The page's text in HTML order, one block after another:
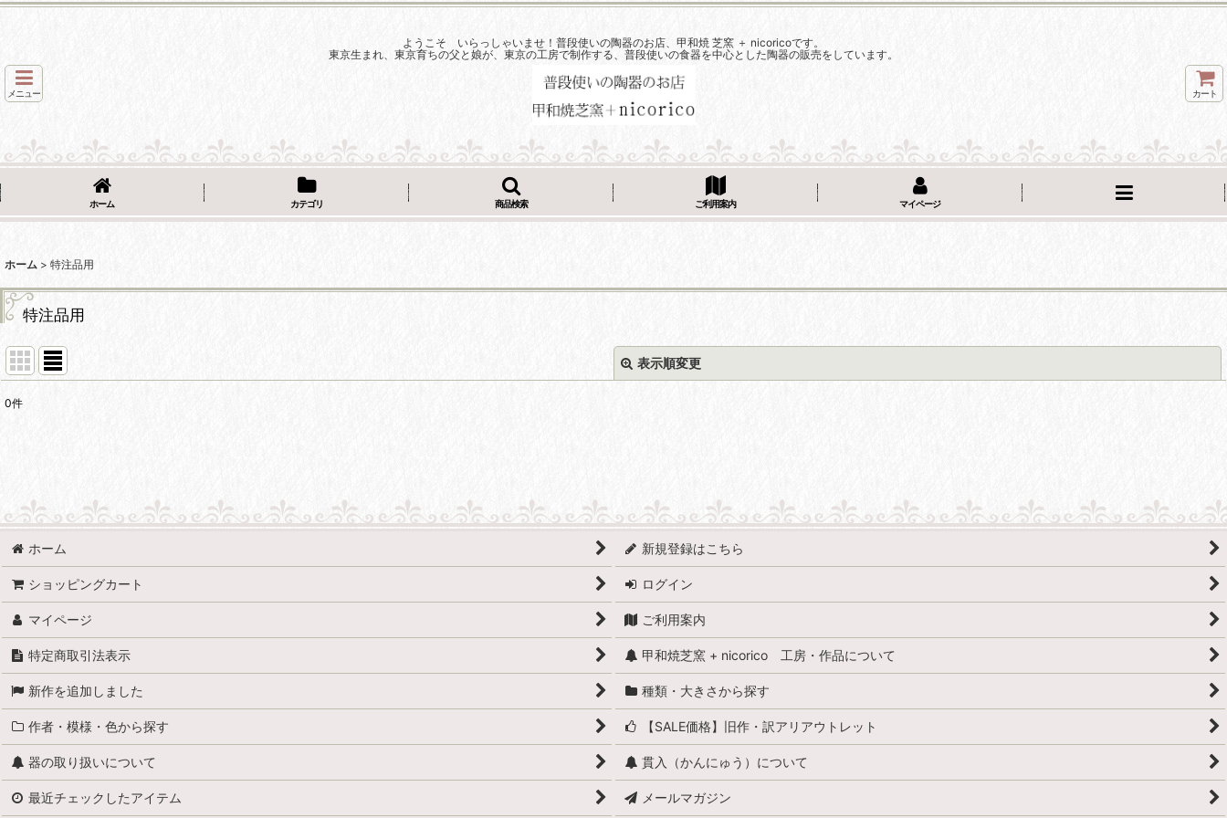
ようこそ いらっしゃいませ！普段使いの陶器のお店、甲和焼 芝窯 ＋ nicoricoです。
東京生まれ、東京育ちの父と娘が、東京の工房で制作する、普段使いの食器を中心とした陶器の販売をしています。
メニュー カート
ホーム カテゴリ 商品検索 ご利用案内 マイページ
ホーム > 特注品用
特注品用
表示順変更
絞り込む
0件
ホーム 新規登録はこちら
ショッピングカート ログイン
マイページ ご利用案内
特定商取引法表示 甲和焼芝窯 + nicorico 工房・作品について
新作を追加しました 種類・大きさから探す
作者・模様・色から探す 【SALE価格】旧作・訳アリアウトレット
器の取り扱いについて 貫入（かんにゅう）について
最近チェックしたアイテム メールマガジン